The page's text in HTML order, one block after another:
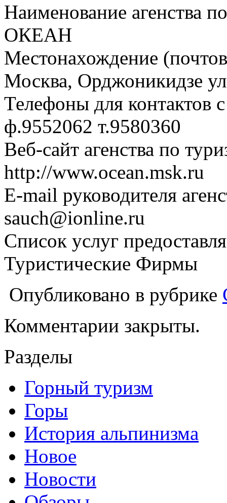
Наименование агенства
ОКЕАН
Местонахождение
Москва, Орджоникидзе
Телефоны для контактов
ф.9552062 т.9580360
Веб-сайт агенства по
http://www.ocean.msk.ru
E-mail руководителя
sauch@ionline.ru
Список услуг
Туристические Фирмы
Опубликовано в рубрике
Комментарии закрыты.
Разделы
Горный туризм
Горы
История альпинизма
Новое
Новости